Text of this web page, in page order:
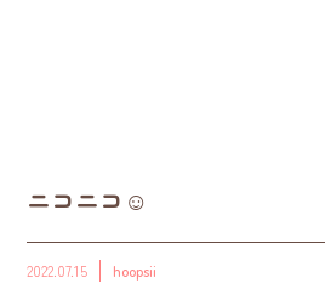
ニコニコ☺
2022.07.15 hoopsii